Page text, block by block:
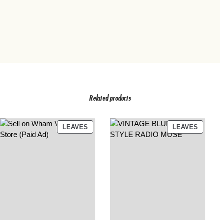
Related products
LEAVES PRODUCT
ON
LEAVES
ON